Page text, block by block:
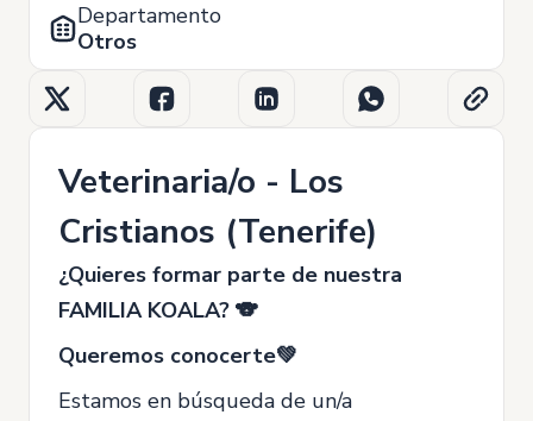
Departamento
Otros
Veterinaria/o - Los
Cristianos (Tenerife)
¿Quieres formar parte de nuestra
FAMILIA KOALA? 🐨
Queremos conocerte💚
Estamos en búsqueda de un/a